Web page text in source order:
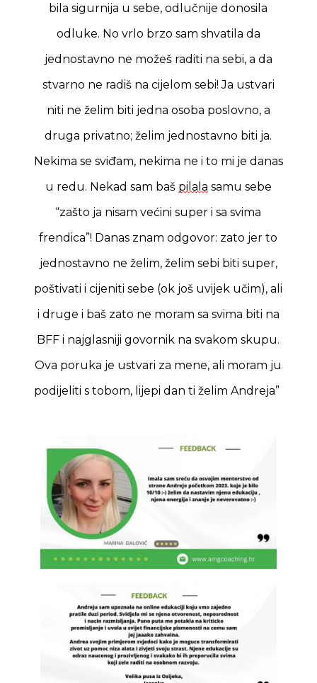
bila sigurnija u sebe, odlučnije donosila
odluke. No vrlo brzo sam shvatila da
jednostavno ne možeš raditi na sebi, a da
stvarno ne radiš na cijelom sebi! Ja ustvari
niti ne želim biti jedna osoba poslovno, a
druga privatno; želim jednostavno biti ja.
Nekima se sviđam, nekima ne i to mi je danas
u redu. Nekad sam baš pilala samu sebe
“zašto ja nisam većini super i sa svima
frendica”! Danas znam odgovor: zato jer to
jednostavno ne želim, želim sebi biti super,
poštivati i cijeniti sebe (ok još uvijek učim), ali
i druge i baš zato ne moram sa svima biti na
BFF i najglasniji govornik na svakom skupu.
Ova poruka je ustvari za mene, ali moram ju
podijeliti s tobom, lijepi dan ti želim Andreja”